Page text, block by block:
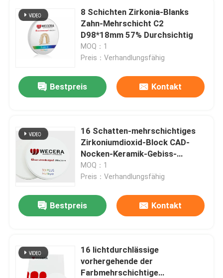
8 Schichten Zirkonia-Blanks
Zahn-Mehrschicht C2
D98*18mm 57% Durchsichtig
MOQ：1
Preis：Verhandlungsfähig
Bestpreis Kontakt
16 Schatten-mehrschichtiges
Zirkoniumdioxid-Block CAD-
Nocken-Keramik-Gebiss-
Material
MOQ：1
Preis：Verhandlungsfähig
Bestpreis Kontakt
16 lichtdurchlässige
vorhergehende der
Farbmehrschichtige